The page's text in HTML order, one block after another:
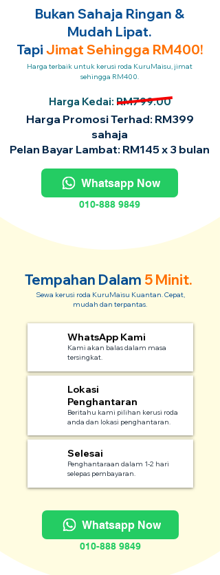
Bukan Sahaja Ringan &
Mudah Lipat.
Tapi Jimat Sehingga RM400!
Harga terbaik untuk kerusi roda KuruMaisu, jimat
sehingga RM400.
Harga Kedai: RM799.00
Harga Promosi Terhad: RM399
sahaja
Pelan Bayar Lambat: RM145 x 3 bulan
Whatsapp Now
010-888 9849
Tempahan Dalam 5 Minit.
Sewa kerusi roda KuruMaisu Kuantan. Cepat,
mudah dan terpantas.
WhatsApp Kami
Kami akan balas dalam masa
tersingkat.
Lokasi
Penghantaran
Beritahu kami pilihan kerusi roda
anda dan lokasi penghantaran.
Selesai
Penghantaraan dalam 1-2 hari
selepas pembayaran.
Whatsapp Now
010-888 9849